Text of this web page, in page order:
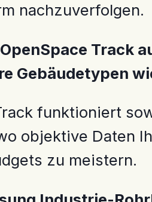
nachzuverfolgen.
Track
Gebäudetypen
funktioniert
objektive Daten
zu meistern.